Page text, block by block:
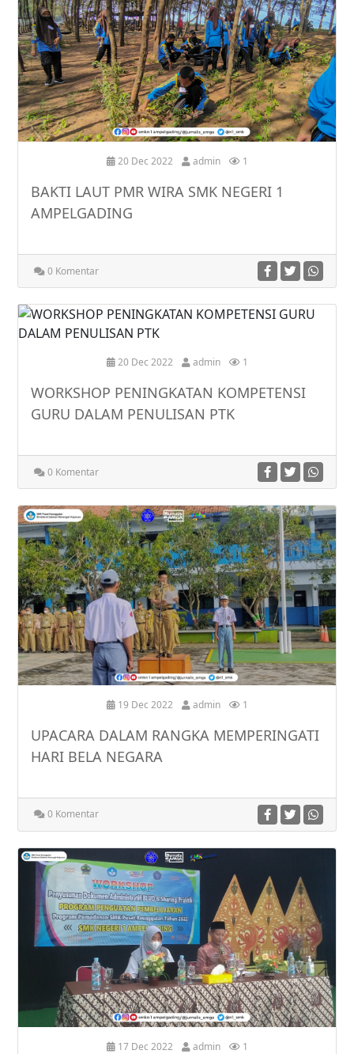
20 Dec 2022 admin 1
BAKTI LAUT PMR WIRA SMK NEGERI 1
AMPELGADING
0 Komentar
20 Dec 2022 admin 1
WORKSHOP PENINGKATAN KOMPETENSI
GURU DALAM PENULISAN PTK
0 Komentar
19 Dec 2022 admin 1
UPACARA DALAM RANGKA MEMPERINGATI
HARI BELA NEGARA
0 Komentar
17 Dec 2022 admin 1